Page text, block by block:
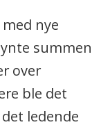
nye
summen
over
ble det
ledende